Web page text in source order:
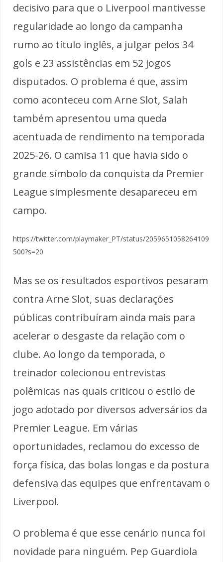
decisivo para que o Liverpool mantivesse
regularidade ao longo da campanha
rumo ao título inglês, a julgar pelos 34
gols e 23 assistências em 52 jogos
disputados. O problema é que, assim
como aconteceu com Arne Slot, Salah
também apresentou uma queda
acentuada de rendimento na temporada
2025-26. O camisa 11 que havia sido o
grande símbolo da conquista da Premier
League simplesmente desapareceu em
campo.
https://twitter.com/playmaker_PT/status/2059651058264109
500?s=20
Mas se os resultados esportivos pesaram
contra Arne Slot, suas declarações
públicas contribuíram ainda mais para
acelerar o desgaste da relação com o
clube. Ao longo da temporada, o
treinador colecionou entrevistas
polêmicas nas quais criticou o estilo de
jogo adotado por diversos adversários da
Premier League. Em várias
oportunidades, reclamou do excesso de
força física, das bolas longas e da postura
defensiva das equipes que enfrentavam o
Liverpool.
O problema é que esse cenário nunca foi
novidade para ninguém. Pep Guardiola